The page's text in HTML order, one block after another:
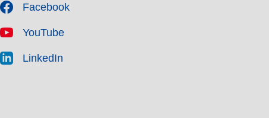
Facebook
YouTube
LinkedIn